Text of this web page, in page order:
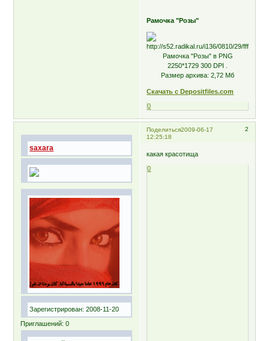
Рамочка "Розы"
Рамочка "Розы" в PNG
2250*1729 300 DPI .
Размер архива: 2,72 Мб
Скачать с Depositfiles.com
0
Поделиться 2
2009-06-17
12:25:18
saxara
Зарегистрирован: 2008-11-20
Приглашений: 0
какая красотища
0